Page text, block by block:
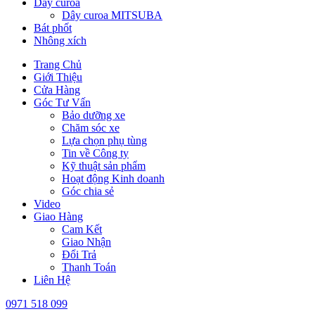
Dây curoa
Dây curoa MITSUBA
Bát phốt
Nhông xích
Trang Chủ
Giới Thiệu
Cửa Hàng
Góc Tư Vấn
Bảo dưỡng xe
Chăm sóc xe
Lựa chọn phụ tùng
Tin về Công ty
Kỹ thuật sản phẩm
Hoạt động Kinh doanh
Góc chia sẻ
Video
Giao Hàng
Cam Kết
Giao Nhận
Đổi Trả
Thanh Toán
Liên Hệ
0971 518 099